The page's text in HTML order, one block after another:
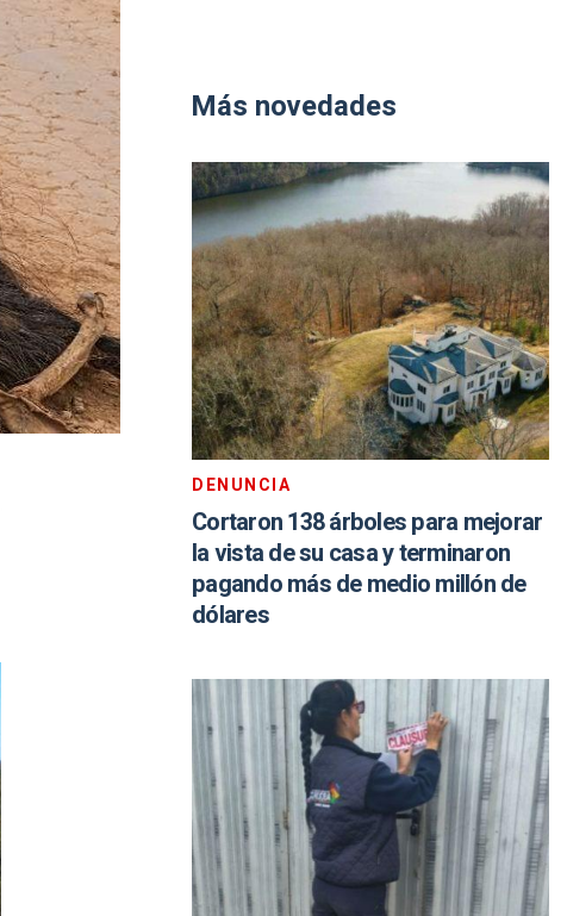
Más novedades
DENUNCIA
Cortaron 138 árboles para mejorar
la vista de su casa y terminaron
pagando más de medio millón de
dólares